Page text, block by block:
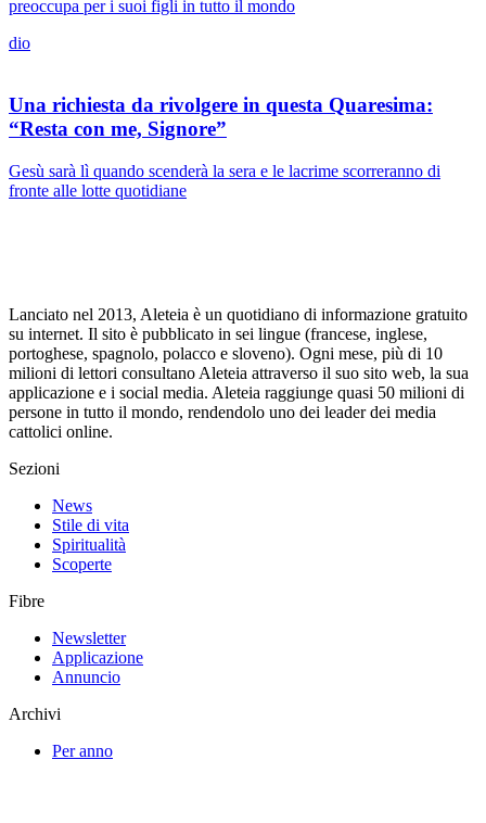
preoccupa per i suoi figli in tutto il mondo
dio
Una richiesta da rivolgere in questa Quaresima:
“Resta con me, Signore”
Gesù sarà lì quando scenderà la sera e le lacrime scorreranno di
fronte alle lotte quotidiane
Lanciato nel 2013, Aleteia è un quotidiano di informazione gratuito
su internet. Il sito è pubblicato in sei lingue (francese, inglese,
portoghese, spagnolo, polacco e sloveno). Ogni mese, più di 10
milioni di lettori consultano Aleteia attraverso il suo sito web, la sua
applicazione e i social media. Aleteia raggiunge quasi 50 milioni di
persone in tutto il mondo, rendendolo uno dei leader dei media
cattolici online.
Sezioni
News
Stile di vita
Spiritualità
Scoperte
Fibre
Newsletter
Applicazione
Annuncio
Archivi
Per anno